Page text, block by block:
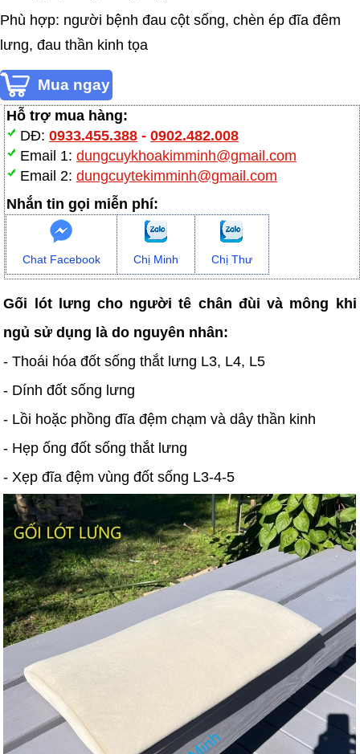
Phù hợp: người bệnh đau cột sống, chèn ép đĩa đêm
lưng, đau thần kinh tọa
Hỗ trợ mua hàng:
DĐ: 0933.455.388- 0902.482.008
Email 1: dungcuykhoakimminh@gmail.com
Email 2: dungcuytekimminh@gmail.com
Nhắn tin gọi miễn phí:
Chat Facebook Chị Minh Chị Thư
Gối lót lưng cho người tê chân đùi và mông khi
ngủ sử dụng là do nguyên nhân:
- Thoái hóa đốt sống thắt lưng L3, L4, L5
- Dính đốt sống lưng
- Lồi hoặc phồng đĩa đệm chạm và dây thần kinh
- Hẹp ống đốt sống thắt lưng
- Xẹp đĩa đệm vùng đốt sống L3-4-5